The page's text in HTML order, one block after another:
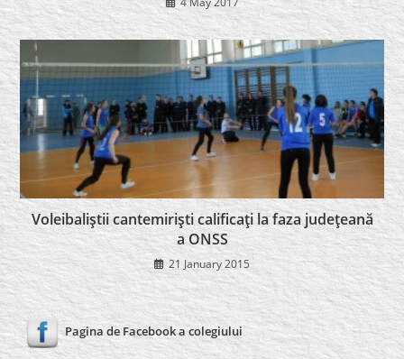
Voleibaliştii cantemirişti calificaţi la faza judeţeană
a ONSS
21 January 2015
Pagina de Facebook a colegiului